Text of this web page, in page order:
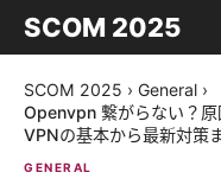
SCOM 2025
SCOM 2025 › General ›
Openvpn 繋がらない？原
VPNの基本から最新対策
GENERAL